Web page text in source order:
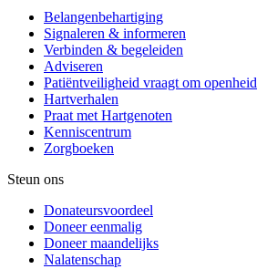
Belangenbehartiging
Signaleren & informeren
Verbinden & begeleiden
Adviseren
Patiëntveiligheid vraagt om openheid
Hartverhalen
Praat met Hartgenoten
Kenniscentrum
Zorgboeken
Steun ons
Donateursvoordeel
Doneer eenmalig
Doneer maandelijks
Nalatenschap